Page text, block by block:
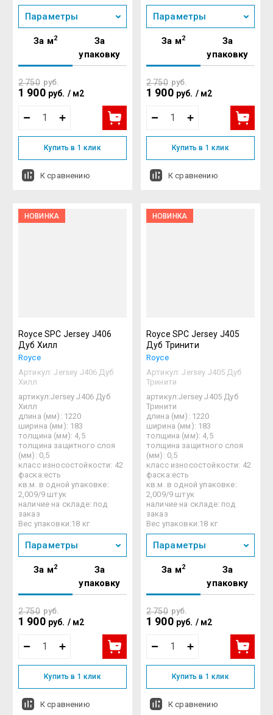
Параметры
За м2
За
упаковку
2 750 руб.
1 900 руб. / м2
Купить в 1 клик
К сравнению
Параметры
За м2
За
упаковку
2 750 руб.
1 900 руб. / м2
Купить в 1 клик
К сравнению
НОВИНКА
Royce SPC Jersey J406
Дуб Хилл
Royce
Артикул: Jersey J406 Дуб
Хилл
артикул:Jersey J406 Дуб
Хилл
длина (мм): 1220
ширина (мм): 183
толщина (мм): 4,5
толщина защитного слоя
(мм): 0,5
класс износостойкости: 42
фаска:есть
кв.м. в одной упаковке:
2,009/9 штук
наличие на складе: под
заказ
Вес упаковки:18 кг
Параметры
За м2
За
упаковку
2 750 руб.
1 900 руб. / м2
Купить в 1 клик
К сравнению
НОВИНКА
Royce SPC Jersey J405
Дуб Тринити
Royce
Артикул: Jersey J405 Дуб
Тринити
артикул:Jersey J405 Дуб
Тринити
длина (мм): 1220
ширина (мм): 183
толщина (мм): 4,5
толщина защитного слоя
(мм): 0,5
класс износостойкости: 42
фаска:есть
кв.м. в одной упаковке:
2,009/9 штук
наличие на складе: под
заказ
Вес упаковки:18 кг
Параметры
За м2
За
упаковку
2 750 руб.
1 900 руб. / м2
Купить в 1 клик
К сравнению